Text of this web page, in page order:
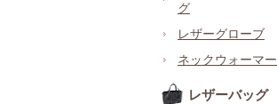
グ
レザーグローブ
ネックウォーマー
レザーバッグ